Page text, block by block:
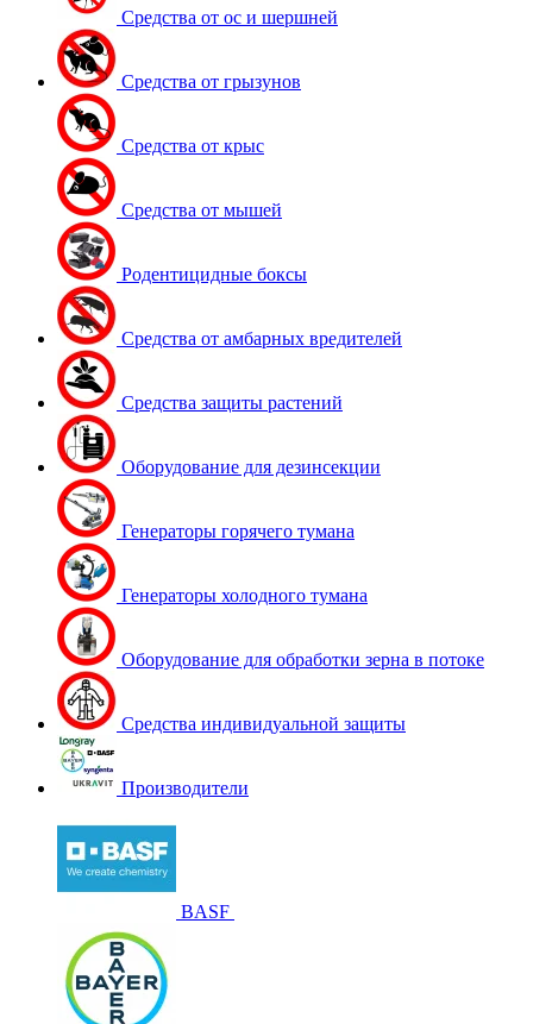
Средства от ос и шершней
Средства от грызунов
Средства от крыс
Средства от мышей
Родентицидные боксы
Средства от амбарных вредителей
Средства защиты растений
Оборудование для дезинсекции
Генераторы горячего тумана
Генераторы холодного тумана
Оборудование для обработки зерна в потоке
Средства индивидуальной защиты
Производители
BASF